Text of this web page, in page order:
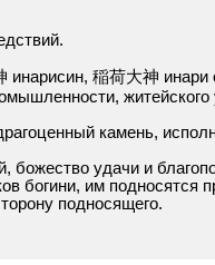
инарисин, 稲荷大神
камень,
божество удачи и
богини, им подносятся
подносящего.